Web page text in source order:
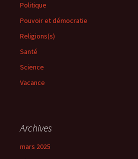
Politique
Pouvoir et démocratie
Religions(s)
Santé
Science
Vacance
Archives
mars 2025